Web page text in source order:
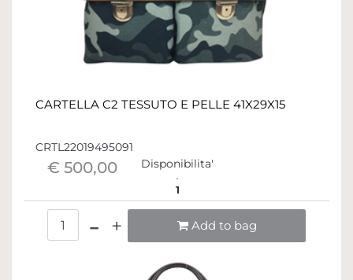
CARTELLA C2 TESSUTO E PELLE 41X29X15
CRTL22019495091
€ 500,00 Disponibilita'
1
Add to bag